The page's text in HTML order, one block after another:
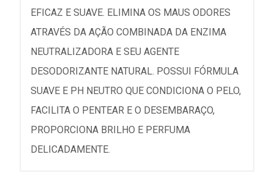
EFICAZ E SUAVE. ELIMINA OS MAUS ODORES
ATRAVÉS DA AÇÃO COMBINADA DA ENZIMA
NEUTRALIZADORA E SEU AGENTE
DESODORIZANTE NATURAL. POSSUI FÓRMULA
SUAVE E PH NEUTRO QUE CONDICIONA O PELO,
FACILITA O PENTEAR E O DESEMBARAÇO,
PROPORCIONA BRILHO E PERFUMA
DELICADAMENTE.